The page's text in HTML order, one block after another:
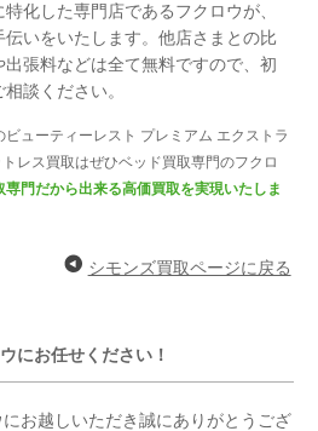
化した専門店であるフクロウが、
伝いをいたします。他店さまとの比
出張料などは全て無料ですので、初
談ください。
ューティーレスト プレミアム エクストラ
レス買取はぜひベッド買取専門のフクロ
専門だから出来る高価買取を実現いたしま
シモンズ買取ページに戻る
にお任せください！
お越しいただき誠にありがとうござ